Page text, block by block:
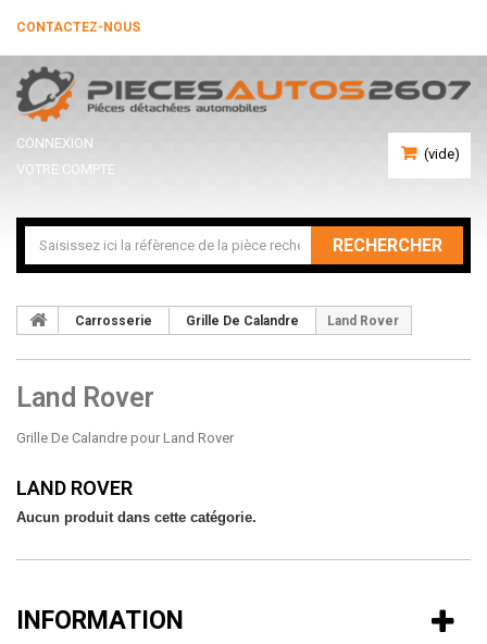
CONTACTEZ-NOUS
(vide)
CONNEXION
VOTRE COMPTE
RECHERCHER
Carrosserie Grille De Calandre Land Rover
Land Rover
Grille De Calandre pour Land Rover
LAND ROVER
Aucun produit dans cette catégorie.
INFORMATION